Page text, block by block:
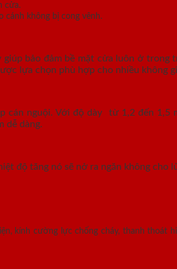
cửa.
cánh không bị cong vênh.
bảo đảm bề mặt cửa luôn ở
lựa chọn phù hợp cho nhiều không
nguội. Với độ dày từ 1,2 đến 1,5
dễ dàng.
độ tăng nó sẽ nở ra ngăn không cho
kính cường lực chống cháy, thanh thoát